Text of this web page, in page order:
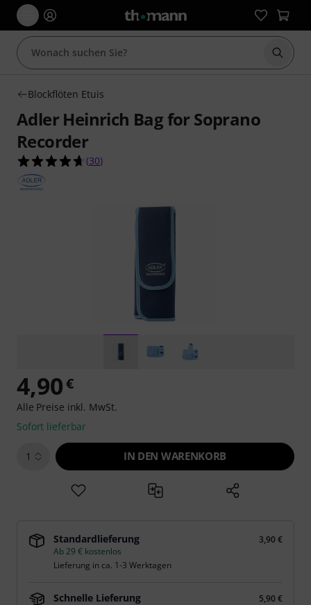
Suche
Blockflöten Etuis
Adler Heinrich Bag for Soprano
Recorder
4.7 von 5 Sternen aus 30 Kundenbewertungen
(30)
4,90€
Alle Preise inkl. MwSt.
Sofort lieferbar
1 IN DEN WARENKORB
Standardlieferung
3,90 €
Ab 29 € kostenlos
Lieferung in ca. 1-3 Werktagen
Schnelle Lieferung
5,90 €